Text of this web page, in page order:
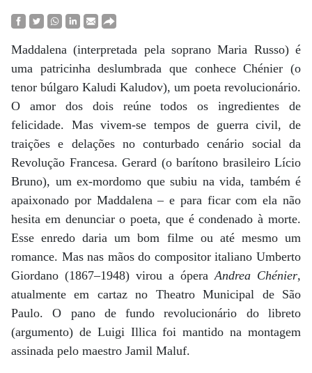
Maddalena (interpretada pela soprano Maria Russo) é
uma patricinha deslumbrada que conhece Chénier (o
tenor búlgaro Kaludi Kaludov), um poeta revolucionário.
O amor dos dois reúne todos os ingredientes de
felicidade. Mas vivem-se tempos de guerra civil, de
traições e delações no conturbado cenário social da
Revolução Francesa. Gerard (o barítono brasileiro Lício
Bruno), um ex-mordomo que subiu na vida, também é
apaixonado por Maddalena – e para ficar com ela não
hesita em denunciar o poeta, que é condenado à morte.
Esse enredo daria um bom filme ou até mesmo um
romance. Mas nas mãos do compositor italiano Umberto
Giordano (1867–1948) virou a óperaAndrea Chénier,
atualmente em cartaz no Theatro Municipal de São
Paulo. O pano de fundo revolucionário do libreto
(argumento) de Luigi Illica foi mantido na montagem
assinada pelo maestro Jamil Maluf.